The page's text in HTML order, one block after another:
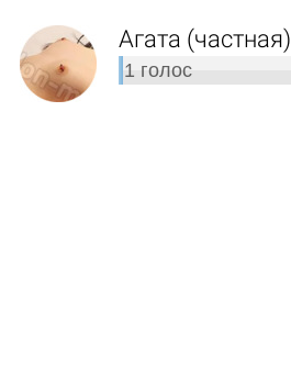
Агата (частная)
1 голос